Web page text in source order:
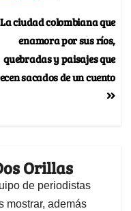
La ciudad colombiana que
enamora por sus ríos,
quebradas y paisajes que
sacados de un cuento
Orillas
de periodistas
mostrar, además